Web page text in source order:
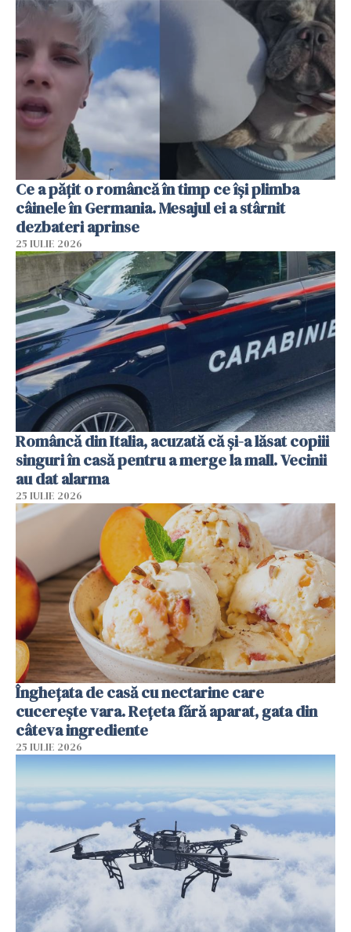
Ce a pățit o româncă în timp ce își plimba
câinele în Germania. Mesajul ei a stârnit
dezbateri aprinse
25 IULIE 2026
Româncă din Italia, acuzată că și-a lăsat copiii
singuri în casă pentru a merge la mall. Vecinii
au dat alarma
25 IULIE 2026
Înghețata de casă cu nectarine care
cucerește vara. Rețeta fără aparat, gata din
câteva ingrediente
25 IULIE 2026